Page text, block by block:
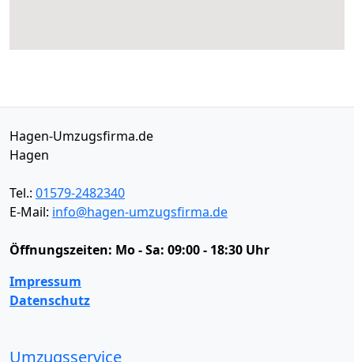
Hagen-Umzugsfirma.de
Hagen
Tel.: 01579-2482340
E-Mail: info@hagen-umzugsfirma.de
Öffnungszeiten: Mo - Sa: 09:00 - 18:30 Uhr
Impressum
Datenschutz
Umzugsservice